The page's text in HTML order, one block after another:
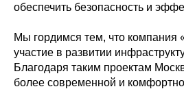
обеспечить безопасность и
Мы гордимся тем, что компания
участие в развитии
Благодаря таким проектам
более современной и